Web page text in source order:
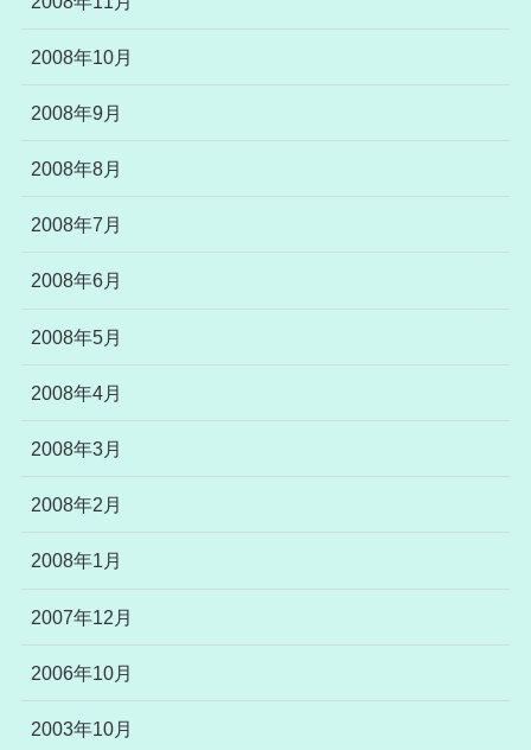
2008年10月
2008年9月
2008年8月
2008年7月
2008年6月
2008年5月
2008年4月
2008年3月
2008年2月
2008年1月
2007年12月
2006年10月
2003年10月